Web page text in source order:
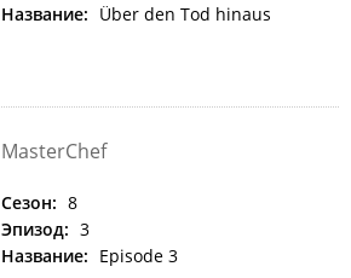
Название: Über den Tod hinaus
MasterChef
Сезон: 8
Эпизод: 3
Название: Episode 3